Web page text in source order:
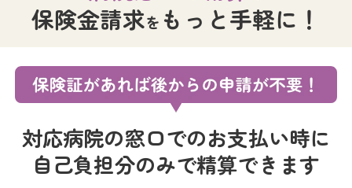
保険金請求を もっと手軽に！
対応病院の窓口でのお支払い時に
自己負担分のみで精算できます